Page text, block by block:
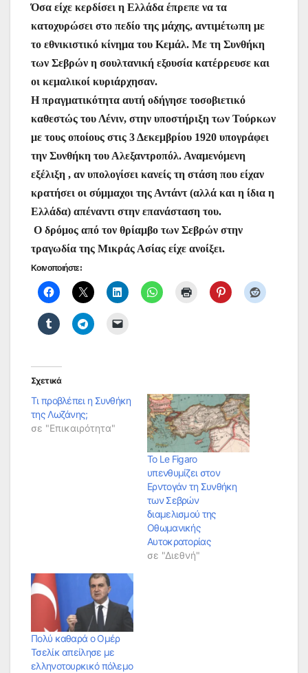
Όσα είχε κερδίσει η Ελλάδα έπρεπε να τα
κατοχυρώσει στο πεδίο της μάχης, αντιμέτωπη με
το εθνικιστικό κίνημα του Κεμάλ. Με τη Συνθήκη
των Σεβρών η σουλτανική εξουσία κατέρρευσε και
οι κεμαλικοί κυριάρχησαν.
Η πραγματικότητα αυτή οδήγησε τοσοβιετικό
καθεστώς του Λένιν, στην υποστήριξη των Τούρκων
με τους οποίους στις 3 Δεκεμβρίου 1920 υπογράφει
την Συνθήκη του Αλεξαντροπόλ. Αναμενόμενη
εξέλιξη , αν υπολογίσει κανείς τη στάση που είχαν
κρατήσει οι σύμμαχοι της Αντάντ (αλλά και η ίδια η
Ελλάδα) απέναντι στην επανάσταση του.
Ο δρόμος από τον θρίαμβο των Σεβρών στην
τραγωδία της Μικράς Ασίας είχε ανοίξει.
Κοινοποιήστε:
Σχετικά
Τι προβλέπει η Συνθήκη
της Λωζάνης;
σε "Επικαιρότητα"
Το Le Figaro
υπενθυμίζει στον
Ερντογάν τη Συνθήκη
των Σεβρών
διαμελισμού της
Οθωμανικής
Αυτοκρατορίας
σε "Διεθνή"
Πολύ καθαρά ο Ομέρ
Τσελίκ απείλησε με
ελληνοτουρκικό πόλεμο